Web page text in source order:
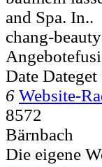
and Spa. In..
chang-
Date
6 Website-
8572
Bärnbach
Die eigene